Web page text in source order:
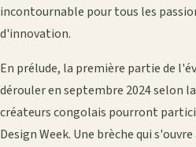
incontournable pour tous les
d'innovation.
En prélude, la première partie de
dérouler en septembre 2024 selon
créateurs congolais pourront
Design Week. Une brèche qui